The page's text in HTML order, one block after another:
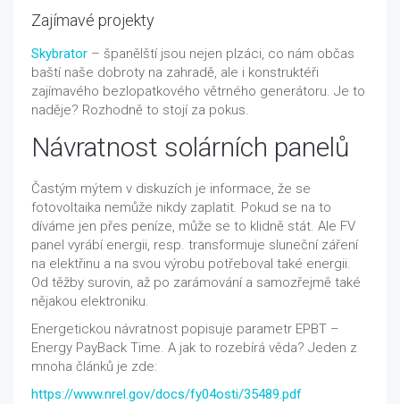
Zajímavé projekty
Skybrator – španělští jsou nejen plzáci, co nám občas
baští naše dobroty na zahradě, ale i konstruktéři
zajímavého bezlopatkového větrného generátoru. Je to
naděje? Rozhodně to stojí za pokus.
Návratnost solárních panelů
Častým mýtem v diskuzích je informace, že se
fotovoltaika nemůže nikdy zaplatit. Pokud se na to
díváme jen přes peníze, může se to klidně stát. Ale FV
panel vyrábí energii, resp. transformuje sluneční záření
na elektřinu a na svou výrobu potřeboval také energii.
Od těžby surovin, až po zarámování a samozřejmě také
nějakou elektroniku.
Energetickou návratnost popisuje parametr EPBT –
Energy PayBack Time. A jak to rozebírá věda? Jeden z
mnoha článků je zde:
https://www.nrel.gov/docs/fy04osti/35489.pdf